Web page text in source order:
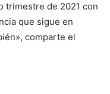
trimestre de 2021 con
que sigue en
comparte el